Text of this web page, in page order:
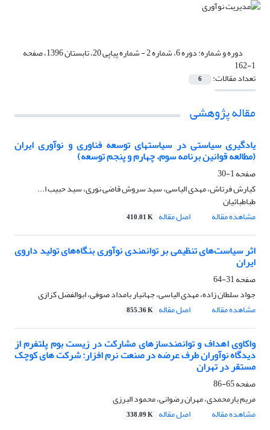
دوره و شماره: دوره 6، شماره 2 - شماره پیاپی 20، تابستان 1396، صفحه
1-162
تعداد مقالات: 6
مقاله پژوهشی
یادگیری سیاستی در سیاستهای توسعه فناوری و نوآوری ایران
(مطالعه قوانین برنامه سوم، چهارم و پنجم توسعه)
صفحه1-30
کیارش فرتاش، مهدی الیاسی، سید سروش قاضی نوری، سید حبیب ا...
طباطبائیان
مشاهده مقاله
اصل مقاله 410.01 K
اثر سیاست‌های تنظیمی بر توانمندی نوآوری بنگاه‌های تولید داروی
ایران
صفحه31-64
جواد سلطان زاده، مهدی الیاسی، جهانیار بامداد صوفی، ابوالفضل کزازی
مشاهده مقاله
اصل مقاله 855.36 K
واکاوی اهداف و توانمندسازهای مشارکت در زیست بوم پلتفرم از
دیدگاه نوآوران طرف عرضه در صنعت نرم افزار: شرکت های کوچک
مستقر در تهران
صفحه65-86
مریم یارمحمدی، مهران رضوانی، محمود البرزی
مشاهده مقاله
اصل مقاله 338.09 K